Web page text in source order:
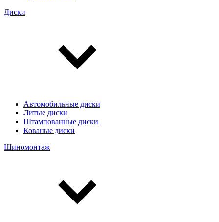
Диски
Автомобильные диски
Литые диски
Штампованные диски
Кованые диски
Шиномонтаж